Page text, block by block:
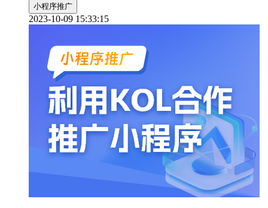
小程序推广
2023-10-09 15:33:15